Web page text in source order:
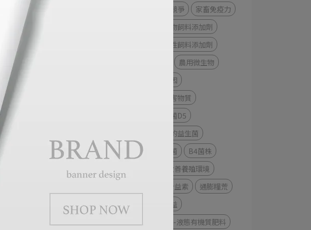
提升畜牧業競爭
家畜免疫力
活力旺微生物飼料添加劑
施博特機能性飼料添加劑
農用微生物
文蛤死亡原因
清除池中有害物質
短小芽孢桿菌D5
產生益生素的益生菌
腸膜明串珠菌
B4菌株
改善養殖環境
合益素
通膨糧荒
提升經濟效益
活力美-植物-液態有機質肥料